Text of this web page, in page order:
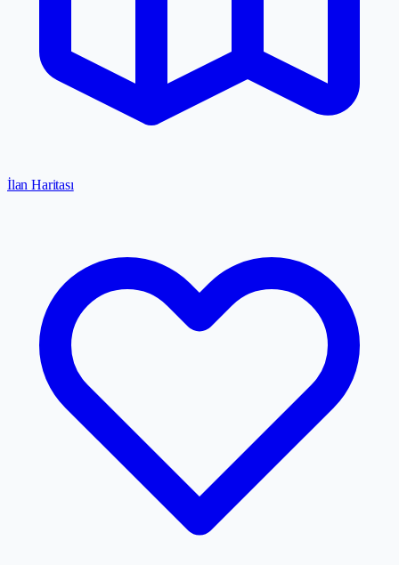
İlan Haritası